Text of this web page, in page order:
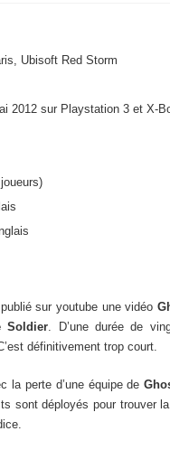
Ubisoft Red Storm
2012 sur Playstation 3 et X-
sur youtube une vidéo
Soldier . D’une durée de
définitivement trop court.
la perte d’une équipe de
sont déployés pour trouver